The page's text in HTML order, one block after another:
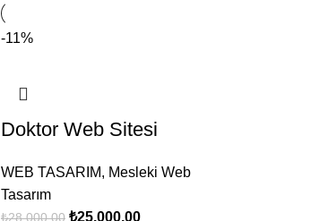
-11%
Doktor Web Sitesi
WEB TASARIM, Mesleki Web
Tasarım
₺28.000,00 ₺25.000,00